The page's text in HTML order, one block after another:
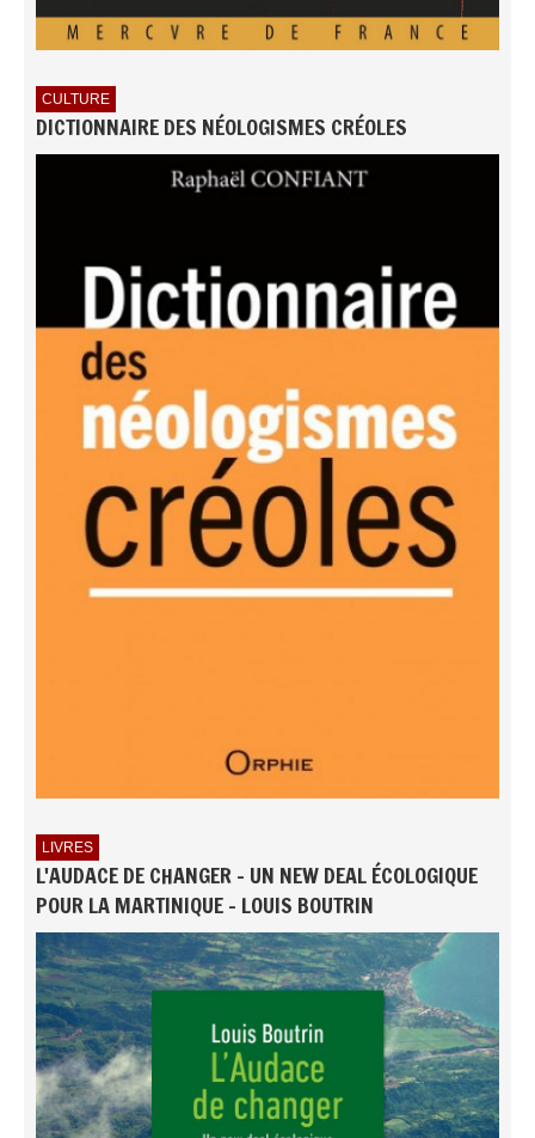
CULTURE
DICTIONNAIRE DES NÉOLOGISMES CRÉOLES
LIVRES
L'AUDACE DE CHANGER - UN NEW DEAL ÉCOLOGIQUE
POUR LA MARTINIQUE - LOUIS BOUTRIN